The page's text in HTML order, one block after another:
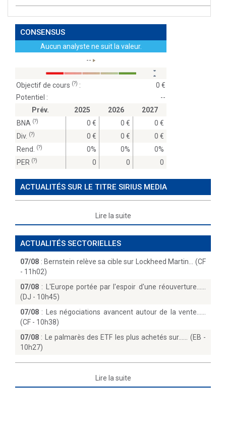
CONSENSUS
Aucun analyste ne suit la valeur.
--
Objectif de cours (?) :
0
Potentiel :
--
Prév.
2025 2026
2027
BNA (?) 0 0
0
Div. (?) 0 0
0
Rend.
(?) 0% 0%
0%
PER (?) 0 0 0
ACTUALITÉS SUR LE TITRE SIRIUS MEDIA
Lire la suite
ACTUALITÉS SECTORIELLES
07/08 : Bernstein relève sa cible sur Lockheed Martin… (CF
- 11h02)
07/08 :
L'Europe portée par l'espoir d'une réouverture...
(DJ - 10h45)
07/08 :
Les négociations avancent autour de la vente...
(CF - 10h38)
07/08 :
Le palmarès des ETF les plus achetés sur...… (EB -
10h27)
Lire la suite